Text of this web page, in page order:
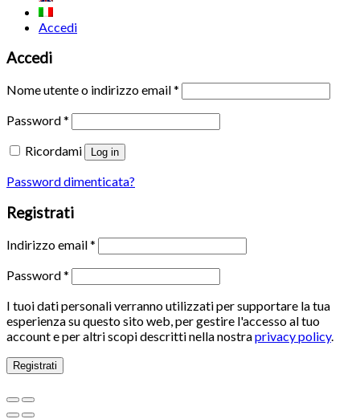
Accedi
Accedi
Nome utente o indirizzo email*
Password*
Ricordami
Log in
Password dimenticata?
Registrati
Indirizzo email*
Password*
I tuoi dati personali verranno utilizzati per supportare la tua
esperienza su questo sito web, per gestire l'accesso al tuo
account e per altri scopi descritti nella nostraprivacy policy.
Registrati